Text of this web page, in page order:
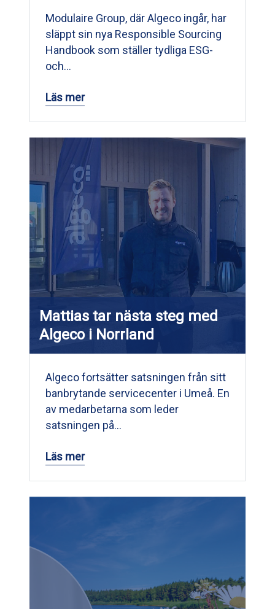
Modulaire Group, där Algeco ingår, har
släppt sin nya Responsible Sourcing
Handbook som ställer tydliga ESG-
och…
Läs mer
Mattias tar nästa steg med
Algeco i Norrland
Algeco fortsätter satsningen från sitt
banbrytande servicecenter i Umeå. En
av medarbetarna som leder
satsningen på…
Läs mer